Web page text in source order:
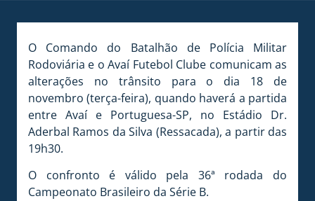
O Comando do Batalhão de Polícia Militar
Rodoviária e o Avaí Futebol Clube comunicam as
alterações no trânsito para o dia 18 de
novembro (terça-feira), quando haverá a partida
entre Avaí e Portuguesa-SP, no Estádio Dr.
Aderbal Ramos da Silva (Ressacada), a partir das
19h30.
O confronto é válido pela 36ª rodada do
Campeonato Brasileiro da Série B.